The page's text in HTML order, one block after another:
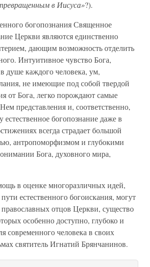
в Иисуса»?).
богопознания Священное
Церкви являются единственно
дающим возможность отделить
Интуитивное чувство Бога,
душе каждого человека, ум,
не имеющие под собой твердой
от Бога, легко порождают самые
представления и, соответственно,
богопознание даже в
всегда страдает большой
антропоморфизмом и глубокими
Бога, духовного мира,
в оценке многоразличных идей,
естественного богоискания, могут
православных отцов Церкви, существо
особенно доступно, глубоко и
современного человека в своих
святитель Игнатий Брянчанинов.